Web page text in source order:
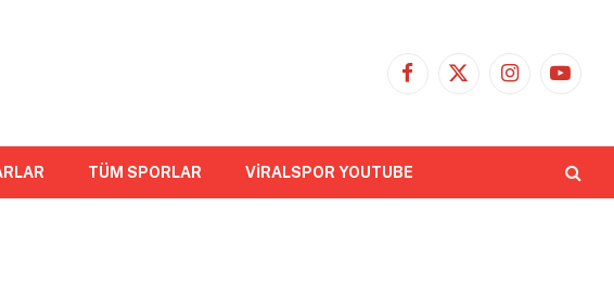
Facebook
X
Instagram
TÜM SPORLAR VİRALSPOR YOUTUBE